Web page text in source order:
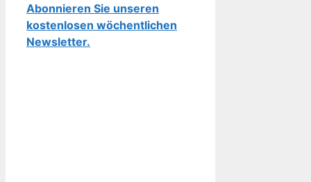
Abonnieren Sie unseren
kostenlosen wöchentlichen
Newsletter.